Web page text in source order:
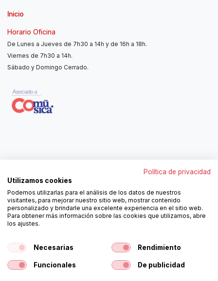
Inicio
Horario Oficina
De Lunes a Jueves de 7h30 a 14h y de 16h a 18h.
Viernes de 7h30 a 14h.
Sábado y Domingo Cerrado.
962250313
ortola@ortola-sa.es
Av. d'Albaida, s/n
46840 La Pobla del Duc (Valencia)
¡Síguenos!
Política de privacidad
Utilizamos cookies
Podemos utilizarlas para el análisis de los datos de nuestros
visitantes, para mejorar nuestro sitio web, mostrar contenido
personalizado y brindarle una excelente experiencia en el sitio web.
Para obtener más información sobre las cookies que utilizamos, abre
los ajustes.
Necesarias Rendimiento
Funcionales De publicidad